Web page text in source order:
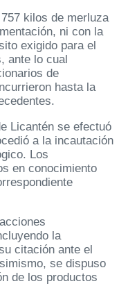
kilos de merluza
ni con la
exigido para el
ante lo cual
de
hasta la
Licantén se efectuó
a la incautación
Los
en conocimiento
la
citación ante el
se dispuso
de los productos